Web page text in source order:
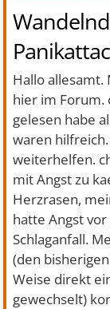
Hallo allesamt.
hier im Forum.
gelesen habe
waren
weiterhelfen.
mit Angst zu
Herzrasen,
hatte Angst
Schlaganfall.
(den
Weise direkt
gewechselt)